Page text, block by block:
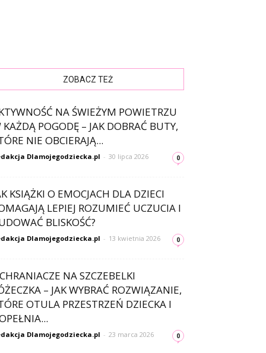
ZOBACZ TEŻ
NA ŚWIEŻYM POWIETRZU
KAŻDĄ POGODĘ – JAK DOBRAĆ BUTY,
NIE OBCIERAJĄ...
Dlamojegodziecka.pl - 30 lipca 2026 0
KSIĄŻKI O EMOCJACH DLA DZIECI
LEPIEJ ROZUMIEĆ UCZUCIA I
BLISKOŚĆ?
Dlamojegodziecka.pl - 13 kwietnia 2026 0
NA SZCZEBELKI
– JAK WYBRAĆ ROZWIĄZANIE,
OTULA PRZESTRZEŃ DZIECKA I
Dlamojegodziecka.pl - 23 marca 2026 0